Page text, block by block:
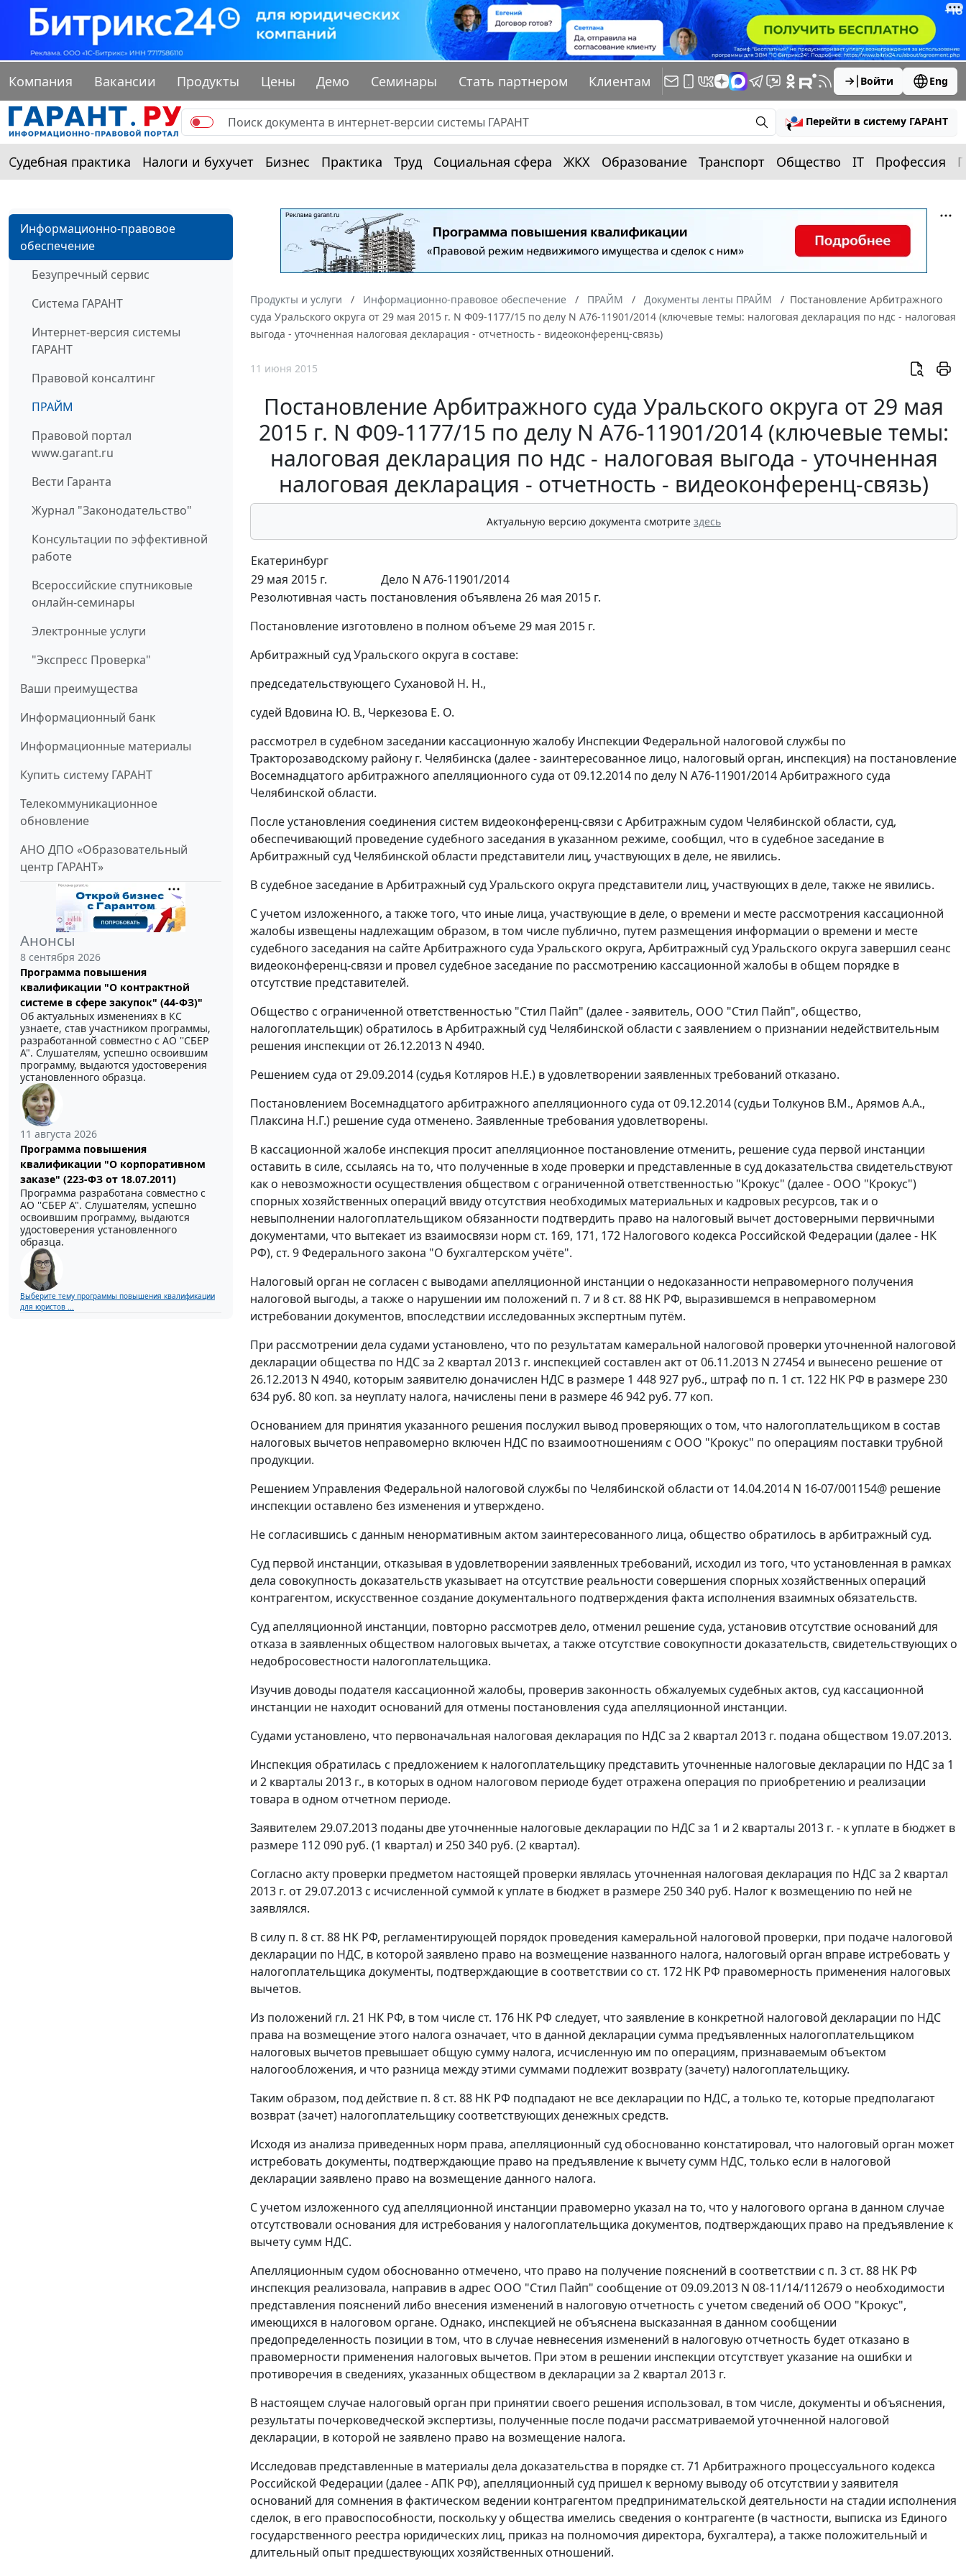
Компания Вакансии Продукты Цены Демо Семинары Стать партнером Клиентам Войти Eng
Перейти в систему ГАРАНТ
Судебная практика Налоги и бухучет Бизнес Практика Труд Социальная сфера ЖКХ Образование Транспорт Общество IT Профессия
Информационно-правовое
обеспечение
Безупречный сервис
Система ГАРАНТ
Интернет-версия системы
ГАРАНТ
Правовой консалтинг
ПРАЙМ
Правовой портал
www.garant.ru
Вести Гаранта
Журнал "Законодательство"
Консультации по эффективной
работе
Всероссийские спутниковые
онлайн-семинары
Электронные услуги
"Экспресс Проверка"
Ваши преимущества
Информационный банк
Информационные материалы
Купить систему ГАРАНТ
Телекоммуникационное
обновление
АНО ДПО «Образовательный
центр ГАРАНТ»
Анонсы
8 сентября 2026
Программа повышения
квалификации "О контрактной
системе в сфере закупок" (44-ФЗ)"
Об актуальных изменениях в КС
узнаете, став участником программы,
разработанной совместно с АО ''СБЕР
А". Слушателям, успешно освоившим
программу, выдаются удостоверения
установленного образца.
11 августа 2026
Программа повышения
квалификации "О корпоративном
заказе" (223-ФЗ от 18.07.2011)
Программа разработана совместно с
АО ''СБЕР А". Слушателям, успешно
освоившим программу, выдаются
удостоверения установленного
образца.
Выберите тему программы повышения квалификации
для юристов ...
Продукты и услуги Информационно-правовое обеспечение ПРАЙМ Документы ленты ПРАЙМ
Постановление Арбитражного
суда Уральского округа от 29 мая 2015 г. N Ф09-1177/15 по делу N А76-11901/2014 (ключевые темы: налоговая декларация по ндс - налоговая
выгода - уточненная налоговая декларация - отчетность - видеоконференц-связь)
11 июня 2015
Постановление Арбитражного суда Уральского округа от 29 мая
2015 г. N Ф09-1177/15 по делу N А76-11901/2014 (ключевые темы:
налоговая декларация по ндс - налоговая выгода - уточненная
налоговая декларация - отчетность - видеоконференц-связь)
Актуальную версию документа смотрите здесь
Екатеринбург
29 мая 2015 г.
Дело N А76-11901/2014
Резолютивная часть постановления объявлена 26 мая 2015 г.
Постановление изготовлено в полном объеме 29 мая 2015 г.
Арбитражный суд Уральского округа в составе:
председательствующего Сухановой Н. Н.,
судей Вдовина Ю. В., Черкезова Е. О.
рассмотрел в судебном заседании кассационную жалобу Инспекции Федеральной налоговой службы по
Тракторозаводскому району г. Челябинска (далее - заинтересованное лицо, налоговый орган, инспекция) на постановление
Восемнадцатого арбитражного апелляционного суда от 09.12.2014 по делу N А76-11901/2014 Арбитражного суда
Челябинской области.
После установления соединения систем видеоконференц-связи с Арбитражным судом Челябинской области, суд,
обеспечивающий проведение судебного заседания в указанном режиме, сообщил, что в судебное заседание в
Арбитражный суд Челябинской области представители лиц, участвующих в деле, не явились.
В судебное заседание в Арбитражный суд Уральского округа представители лиц, участвующих в деле, также не явились.
С учетом изложенного, а также того, что иные лица, участвующие в деле, о времени и месте рассмотрения кассационной
жалобы извещены надлежащим образом, в том числе публично, путем размещения информации о времени и месте
судебного заседания на сайте Арбитражного суда Уральского округа, Арбитражный суд Уральского округа завершил сеанс
видеоконференц-связи и провел судебное заседание по рассмотрению кассационной жалобы в общем порядке в
отсутствие представителей.
Общество с ограниченной ответственностью "Стил Пайп" (далее - заявитель, ООО "Стил Пайп", общество,
налогоплательщик) обратилось в Арбитражный суд Челябинской области с заявлением о признании недействительным
решения инспекции от 26.12.2013 N 4940.
Решением суда от 29.09.2014 (судья Котляров Н.Е.) в удовлетворении заявленных требований отказано.
Постановлением Восемнадцатого арбитражного апелляционного суда от 09.12.2014 (судьи Толкунов В.М., Арямов А.А.,
Плаксина Н.Г.) решение суда отменено. Заявленные требования удовлетворены.
В кассационной жалобе инспекция просит апелляционное постановление отменить, решение суда первой инстанции
оставить в силе, ссылаясь на то, что полученные в ходе проверки и представленные в суд доказательства свидетельствуют
как о невозможности осуществления обществом с ограниченной ответственностью "Крокус" (далее - ООО "Крокус")
спорных хозяйственных операций ввиду отсутствия необходимых материальных и кадровых ресурсов, так и о
невыполнении налогоплательщиком обязанности подтвердить право на налоговый вычет достоверными первичными
документами, что вытекает из взаимосвязи норм ст. 169, 171, 172 Налогового кодекса Российской Федерации (далее - НК
РФ), ст. 9 Федерального закона "О бухгалтерском учёте".
Налоговый орган не согласен с выводами апелляционной инстанции о недоказанности неправомерного получения
налоговой выгоды, а также о нарушении им положений п. 7 и 8 ст. 88 НК РФ, выразившемся в неправомерном
истребовании документов, впоследствии исследованных экспертным путём.
При рассмотрении дела судами установлено, что по результатам камеральной налоговой проверки уточненной налоговой
декларации общества по НДС за 2 квартал 2013 г. инспекцией составлен акт от 06.11.2013 N 27454 и вынесено решение от
26.12.2013 N 4940, которым заявителю доначислен НДС в размере 1 448 927 руб., штраф по п. 1 ст. 122 НК РФ в размере 230
634 руб. 80 коп. за неуплату налога, начислены пени в размере 46 942 руб. 77 коп.
Основанием для принятия указанного решения послужил вывод проверяющих о том, что налогоплательщиком в состав
налоговых вычетов неправомерно включен НДС по взаимоотношениям с ООО "Крокус" по операциям поставки трубной
продукции.
Решением Управления Федеральной налоговой службы по Челябинской области от 14.04.2014 N 16-07/001154@ решение
инспекции оставлено без изменения и утверждено.
Не согласившись с данным ненормативным актом заинтересованного лица, общество обратилось в арбитражный суд.
Суд первой инстанции, отказывая в удовлетворении заявленных требований, исходил из того, что установленная в рамках
дела совокупность доказательств указывает на отсутствие реальности совершения спорных хозяйственных операций
контрагентом, искусственное создание документального подтверждения факта исполнения взаимных обязательств.
Суд апелляционной инстанции, повторно рассмотрев дело, отменил решение суда, установив отсутствие оснований для
отказа в заявленных обществом налоговых вычетах, а также отсутствие совокупности доказательств, свидетельствующих о
недобросовестности налогоплательщика.
Изучив доводы подателя кассационной жалобы, проверив законность обжалуемых судебных актов, суд кассационной
инстанции не находит оснований для отмены постановления суда апелляционной инстанции.
Судами установлено, что первоначальная налоговая декларация по НДС за 2 квартал 2013 г. подана обществом 19.07.2013.
Инспекция обратилась с предложением к налогоплательщику представить уточненные налоговые декларации по НДС за 1
и 2 кварталы 2013 г., в которых в одном налоговом периоде будет отражена операция по приобретению и реализации
товара в одном отчетном периоде.
Заявителем 29.07.2013 поданы две уточненные налоговые декларации по НДС за 1 и 2 кварталы 2013 г. - к уплате в бюджет в
размере 112 090 руб. (1 квартал) и 250 340 руб. (2 квартал).
Согласно акту проверки предметом настоящей проверки являлась уточненная налоговая декларация по НДС за 2 квартал
2013 г. от 29.07.2013 с исчисленной суммой к уплате в бюджет в размере 250 340 руб. Налог к возмещению по ней не
заявлялся.
В силу п. 8 ст. 88 НК РФ, регламентирующей порядок проведения камеральной налоговой проверки, при подаче налоговой
декларации по НДС, в которой заявлено право на возмещение названного налога, налоговый орган вправе истребовать у
налогоплательщика документы, подтверждающие в соответствии со ст. 172 НК РФ правомерность применения налоговых
вычетов.
Из положений гл. 21 НК РФ, в том числе ст. 176 НК РФ следует, что заявление в конкретной налоговой декларации по НДС
права на возмещение этого налога означает, что в данной декларации сумма предъявленных налогоплательщиком
налоговых вычетов превышает общую сумму налога, исчисленную им по операциям, признаваемым объектом
налогообложения, и что разница между этими суммами подлежит возврату (зачету) налогоплательщику.
Таким образом, под действие п. 8 ст. 88 НК РФ подпадают не все декларации по НДС, а только те, которые предполагают
возврат (зачет) налогоплательщику соответствующих денежных средств.
Исходя из анализа приведенных норм права, апелляционный суд обоснованно констатировал, что налоговый орган может
истребовать документы, подтверждающие право на предъявление к вычету сумм НДС, только если в налоговой
декларации заявлено право на возмещение данного налога.
С учетом изложенного суд апелляционной инстанции правомерно указал на то, что у налогового органа в данном случае
отсутствовали основания для истребования у налогоплательщика документов, подтверждающих право на предъявление к
вычету сумм НДС.
Апелляционным судом обоснованно отмечено, что право на получение пояснений в соответствии с п. 3 ст. 88 НК РФ
инспекция реализовала, направив в адрес ООО "Стил Пайп" сообщение от 09.09.2013 N 08-11/14/112679 о необходимости
представления пояснений либо внесения изменений в налоговую отчетность с учетом сведений об ООО "Крокус",
имеющихся в налоговом органе. Однако, инспекцией не объяснена высказанная в данном сообщении
предопределенность позиции в том, что в случае невнесения изменений в налоговую отчетность будет отказано в
правомерности применения налоговых вычетов. При этом в решении инспекции отсутствует указание на ошибки и
противоречия в сведениях, указанных обществом в декларации за 2 квартал 2013 г.
В настоящем случае налоговый орган при принятии своего решения использовал, в том числе, документы и объяснения,
результаты почерковедческой экспертизы, полученные после подачи рассматриваемой уточненной налоговой
декларации, в которой не заявлено право на возмещение налога.
Исследовав представленные в материалы дела доказательства в порядке ст. 71 Арбитражного процессуального кодекса
Российской Федерации (далее - АПК РФ), апелляционный суд пришел к верному выводу об отсутствии у заявителя
оснований для сомнения в фактическом ведении контрагентом предпринимательской деятельности на стадии исполнения
сделок, в его правоспособности, поскольку у общества имелись сведения о контрагенте (в частности, выписка из Единого
государственного реестра юридических лиц, приказ на полномочия директора, бухгалтера), а также положительный и
длительный опыт предшествующих хозяйственных отношений.